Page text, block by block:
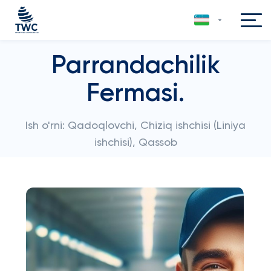
Parrandachilik
Fermasi.
Ish o'rni: Qadoqlovchi, Chiziq ishchisi (Liniya
ishchisi), Qassob